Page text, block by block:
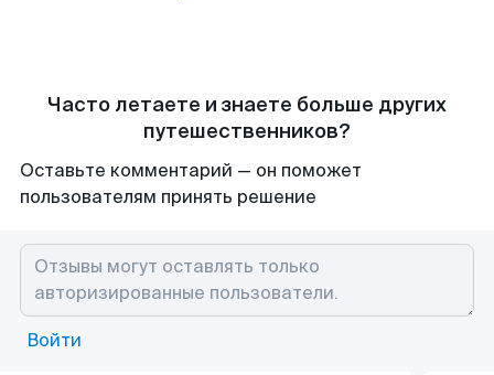
Часто летаете и знаете больше других
путешественников?
Оставьте комментарий — он поможет
пользователям принять решение
Войти